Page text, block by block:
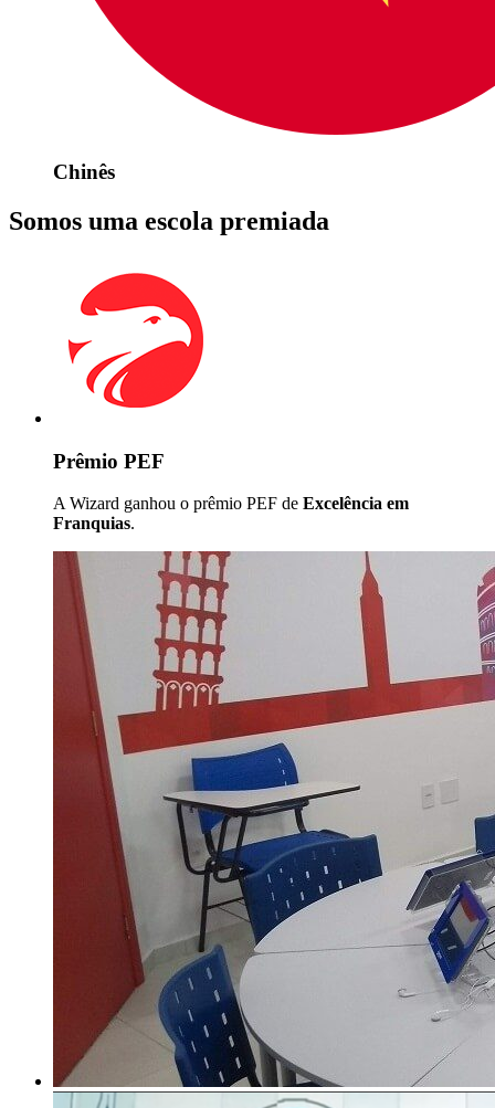
Chinês
Somos uma escola premiada
Prêmio PEF
A Wizard ganhou o prêmio PEF de Excelência em
Franquias.